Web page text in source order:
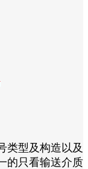
型及构造以及
的只看输送介质